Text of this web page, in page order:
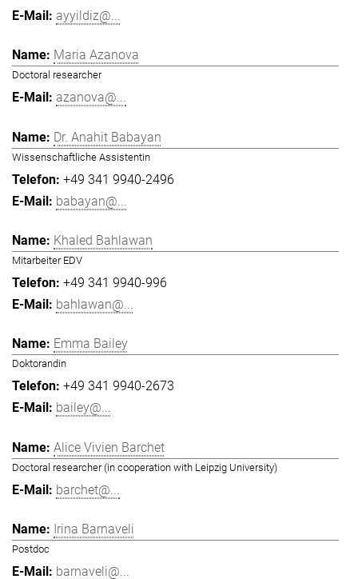
ayyildiz@...
Maria Azanova
Doctoral researcher
azanova@...
Dr. Anahit Babayan
Wissenschaftliche Assistentin
+49 341 9940-2496
babayan@...
Khaled Bahlawan
Mitarbeiter EDV
+49 341 9940-996
bahlawan@...
Emma Bailey
Doktorandin
+49 341 9940-2673
bailey@...
Alice Vivien Barchet
Doctoral researcher (in cooperation with Leipzig University)
barchet@...
Irina Barnaveli
Postdoc
barnaveli@...